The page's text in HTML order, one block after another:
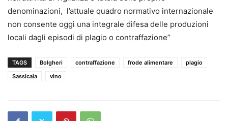
denominazioni, l’attuale quadro normativo internazionale
non consente oggi una integrale difesa delle produzioni
locali dagli episodi di plagio o contraffazione”
TAGS Bolgheri contraffazione frode alimentare
plagio
Sassicaia
vino